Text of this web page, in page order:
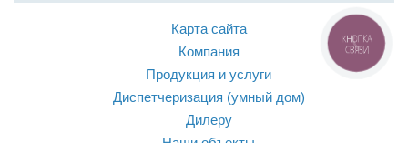
Карта сайта
Компания
Продукция и услуги
Диспетчеризация (умный дом)
Дилеру
КНОПКА
СВЯЗИ